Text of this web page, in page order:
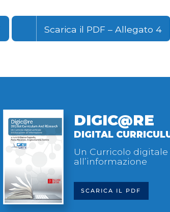
Scarica il PDF – Allegato 4
DIGIC@RE
DIGITAL
Un Curricolo
all’informazione
SCARICA IL PDF